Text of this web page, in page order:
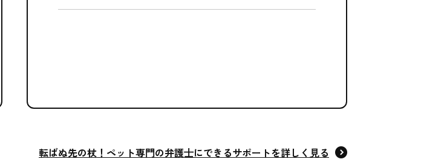
転ばぬ先の杖！ペット専⾨の弁護⼠にできるサポートを詳しく⾒る